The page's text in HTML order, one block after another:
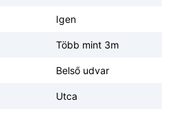
Igen
Több mint 3m
Belső udvar
Utca